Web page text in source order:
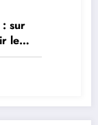
sur
le